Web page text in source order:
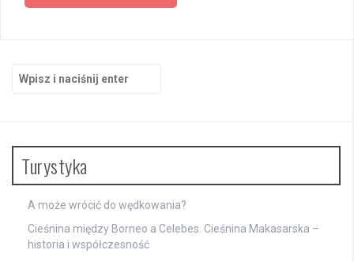
Szukaj:
Turystyka
A może wrócić do wędkowania?
Cieśnina między Borneo a Celebes. Cieśnina Makasarska –
historia i współczesność